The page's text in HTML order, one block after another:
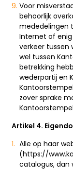
Voor
behoorlijk
mededelingen
Internet of
verkeer tussen
wel tussen
betrekking
wederpartij en
zover sprake
Artikel 4.
Alle op haar
(https://
catalogus, dan